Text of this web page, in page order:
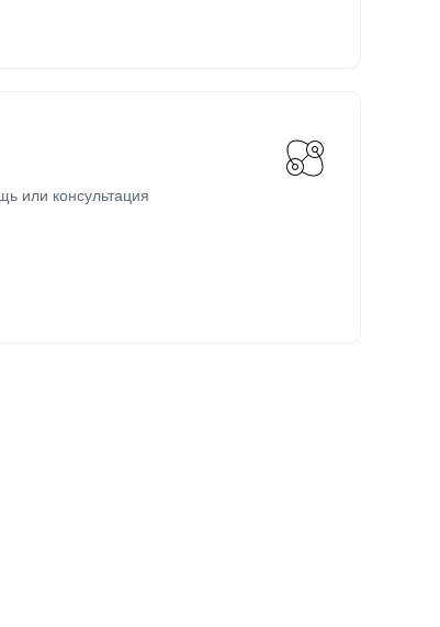
или консультация